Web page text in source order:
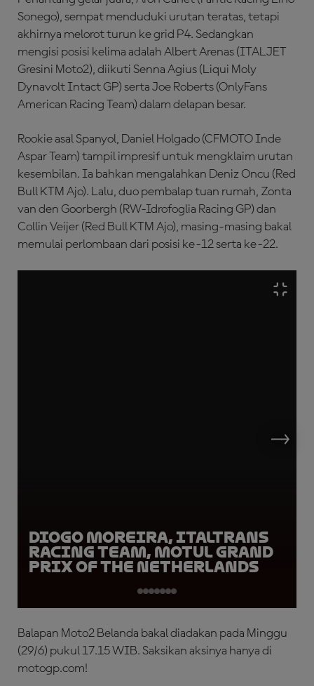
Sonego), sempat menduduki urutan teratas, tetapi
akhirnya melorot turun ke grid P4. Sedangkan
mengisi posisi kelima adalah Albert Arenas (ITALJET
Gresini Moto2), diikuti Senna Agius (Liqui Moly
Dynavolt Intact GP) serta Joe Roberts (OnlyFans
American Racing Team) dalam delapan besar.
Rookie asal Spanyol, Daniel Holgado (CFMOTO Inde
Aspar Team) tampil impresif untuk mengklaim urutan
kesembilan. Ia bahkan mengalahkan Deniz Oncu (Red
Bull KTM Ajo). Lalu, duo pembalap tuan rumah, Zonta
van den Goorbergh (RW-Idrofoglia Racing GP) dan
Collin Veijer (Red Bull KTM Ajo), masing-masing bakal
memulai perlombaan dari posisi ke-12 serta ke-22.
Diogo Moreira, Italtrans
Racing Team, Motul Grand
Prix of the Netherlands
Balapan Moto2 Belanda bakal diadakan pada Minggu
(29/6) pukul 17.15 WIB. Saksikan aksinya hanya di
motogp.com!